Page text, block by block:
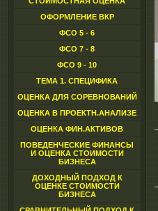
ОФОРМЛЕНИЕ ВКР
ФСО 5 - 6
ФСО 7 - 8
ФСО 9 - 10
ТЕМА 1. СПЕЦИФИКА
ОЦЕНКА ДЛЯ СОРЕВНОВАНИЙ
ОЦЕНКА В ПРОЕКТН.АНАЛИЗЕ
ОЦЕНКА ФИН.АКТИВОВ
ПОВЕДЕНЧЕСКИЕ ФИНАНСЫ
И ОЦЕНКА СТОИМОСТИ
БИЗНЕСА
ДОХОДНЫЙ ПОДХОД К
ОЦЕНКЕ СТОИМОСТИ
БИЗНЕСА